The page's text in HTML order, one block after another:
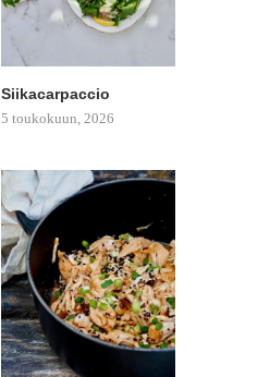
Siikacarpaccio
5 toukokuun, 2026